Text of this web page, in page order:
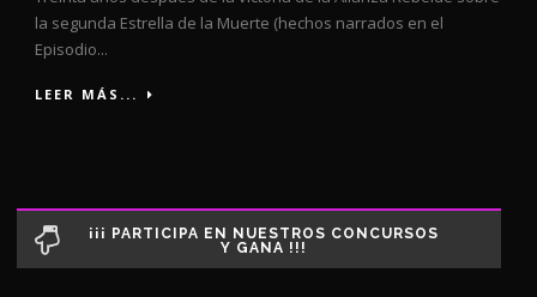
la segunda Estrella de la Muerte (hechos narrados en el
Episodio...
LEER MÁS...
¡¡¡ PARTICIPA EN NUESTROS CONCURSOS
Y GANA !!!